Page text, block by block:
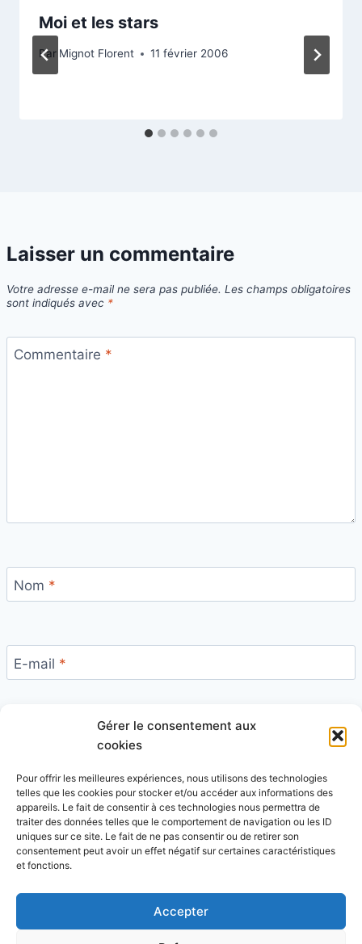
Gérer le consentement aux
cookies
Pour offrir les meilleures expériences, nous utilisons des technologies
telles que les cookies pour stocker et/ou accéder aux informations des
appareils. Le fait de consentir à ces technologies nous permettra de
traiter des données telles que le comportement de navigation ou les ID
uniques sur ce site. Le fait de ne pas consentir ou de retirer son
consentement peut avoir un effet négatif sur certaines caractéristiques
et fonctions.
Accepter
Moi et les stars
Par Mignot Florent 11 février 2006
Laisser un commentaire
Votre adresse e-mail ne sera pas publiée. Les champs obligatoires
sont indiqués avec *
Commentaire *
Nom *
E-mail *
Ce site utilise Akismet pour réduire les indésirables.
En savoir plus sur la façon dont les données de vos